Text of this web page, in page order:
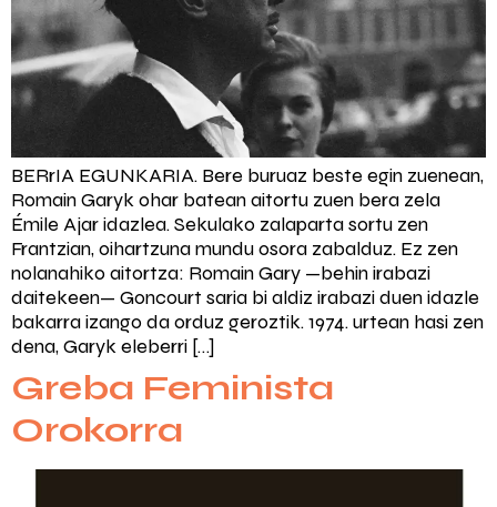
BERrIA EGUNKARIA. Bere buruaz beste egin zuenean,
Romain Garyk ohar batean aitortu zuen bera zela
Émile Ajar idazlea. Sekulako zalaparta sortu zen
Frantzian, oihartzuna mundu osora zabalduz. Ez zen
nolanahiko aitortza: Romain Gary —behin irabazi
daitekeen— Goncourt saria bi aldiz irabazi duen idazle
bakarra izango da orduz geroztik. 1974. urtean hasi zen
dena, Garyk eleberri […]
Greba Feminista
Orokorra